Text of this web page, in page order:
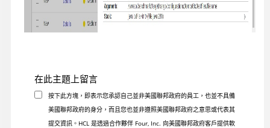
在此主題上留言
按下此方塊，即表示您承認自己並非美國聯邦政府的員工，也並不具備
美國聯邦政府的身分，而且您也並非遵照美國聯邦政府之意思或代表其
提交資訊。HCL 是透過合作夥伴 Four, Inc. 向美國聯邦政府客戶提供軟